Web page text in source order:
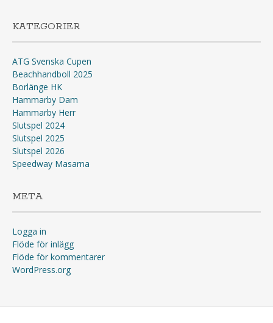
KATEGORIER
ATG Svenska Cupen
Beachhandboll 2025
Borlänge HK
Hammarby Dam
Hammarby Herr
Slutspel 2024
Slutspel 2025
Slutspel 2026
Speedway Masarna
META
Logga in
Flöde för inlägg
Flöde för kommentarer
WordPress.org